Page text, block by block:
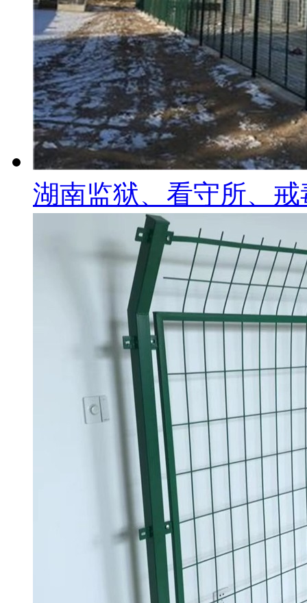
湖南监狱、看守所、